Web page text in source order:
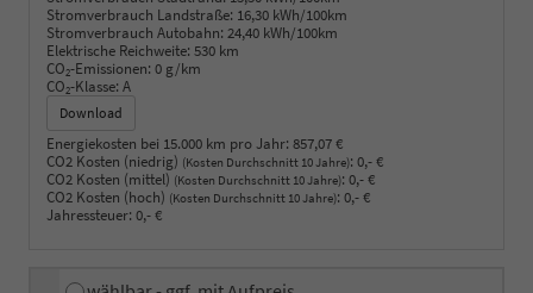
Stromverbrauch Landstraße: 16,30 kWh/100km
Stromverbrauch Autobahn: 24,40 kWh/100km
Elektrische Reichweite: 530 km
CO2-Emissionen: 0 g/km
CO2-Klasse: A
Download
Energiekosten bei 15.000 km pro Jahr: 857,07 €
CO2 Kosten (niedrig) (Kosten Durchschnitt 10 Jahre): 0,- €
CO2 Kosten (mittel) (Kosten Durchschnitt 10 Jahre): 0,- €
CO2 Kosten (hoch) (Kosten Durchschnitt 10 Jahre): 0,- €
Jahressteuer: 0,- €